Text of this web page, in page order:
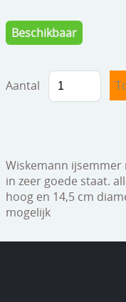
spiegels
tapijten
boeken
Beschikbaar
Aantal
Wiskemann ijsemmer
in zeer goede staat.
hoog en 14,5 cm
mogelijk